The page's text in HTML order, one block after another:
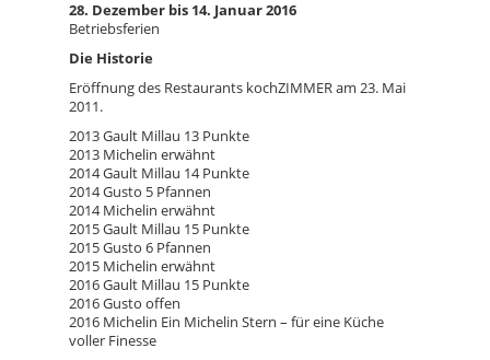
28. Dezember bis 14. Januar 2016
Betriebsferien
Die Historie
Eröffnung des Restaurants kochZIMMER am 23. Mai
2011.
2013 Gault Millau 13 Punkte
2013 Michelin erwähnt
2014 Gault Millau 14 Punkte
2014 Gusto 5 Pfannen
2014 Michelin erwähnt
2015 Gault Millau 15 Punkte
2015 Gusto 6 Pfannen
2015 Michelin erwähnt
2016 Gault Millau 15 Punkte
2016 Gusto offen
2016 Michelin Ein Michelin Stern – für eine Küche
voller Finesse